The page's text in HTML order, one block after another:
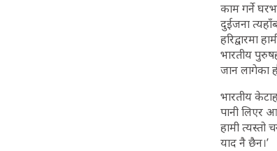
काम गर्ने
दुईजना
हरिद्वारमा
भारतीय
जान लागेका
भारतीय
पानी लिएर
हामी
याद नै छैन।’